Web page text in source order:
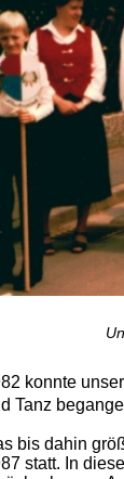
konnte
Tanz
bis dahin
statt. In